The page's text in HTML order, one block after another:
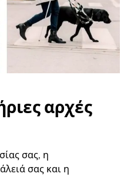
αρχές
σας, η
σας και η